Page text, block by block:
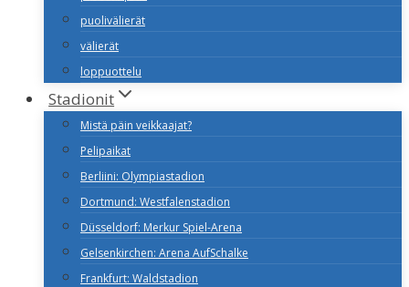
puolivälierät
välierät
loppuottelu
Stadionit
Mistä päin veikkaajat?
Pelipaikat
Berliini: Olympiastadion
Dortmund: Westfalenstadion
Düsseldorf: Merkur Spiel-Arena
Gelsenkirchen: Arena AufSchalke
Frankfurt: Waldstadion